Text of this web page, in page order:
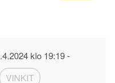
klo 19:19-
VINKIT